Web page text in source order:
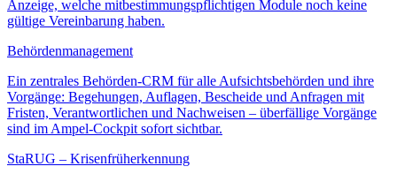
Anzeige, welche mitbestimmungspflichtigen Module noch keine
gültige Vereinbarung haben.
Behördenmanagement
Ein zentrales Behörden-CRM für alle Aufsichtsbehörden und ihre
Vorgänge: Begehungen, Auflagen, Bescheide und Anfragen mit
Fristen, Verantwortlichen und Nachweisen – überfällige Vorgänge
sind im Ampel-Cockpit sofort sichtbar.
StaRUG – Krisenfrüherkennung